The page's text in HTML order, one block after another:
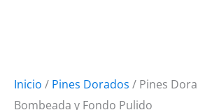
Inicio / Pines Dorados / Pines
Bombeada y Fondo Pulido